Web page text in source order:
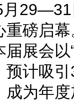
29—31
重磅启
届展会
预计吸
成为年度